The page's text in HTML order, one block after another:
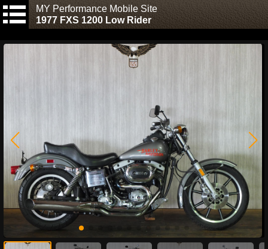
MY Performance Mobile Site
1977 FXS 1200 Low Rider